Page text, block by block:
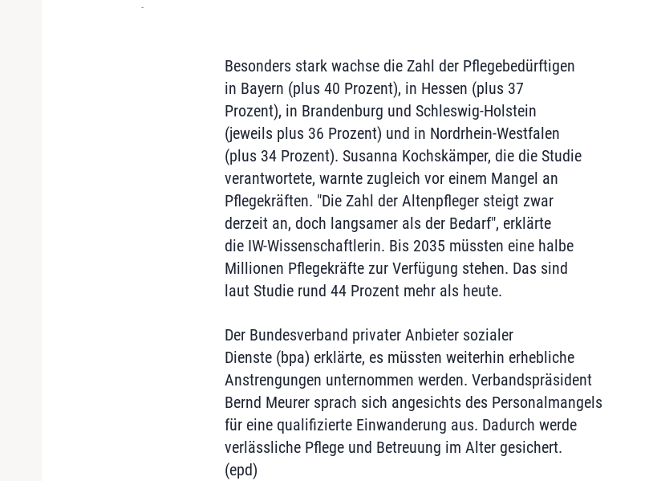
-
Besonders stark wachse die Zahl der Pflegebedürftigen
in Bayern (plus 40 Prozent), in Hessen (plus 37
Prozent), in Brandenburg und Schleswig-Holstein
(jeweils plus 36 Prozent) und in Nordrhein-Westfalen
(plus 34 Prozent). Susanna Kochskämper, die die Studie
verantwortete, warnte zugleich vor einem Mangel an
Pflegekräften. "Die Zahl der Altenpfleger steigt zwar
derzeit an, doch langsamer als der Bedarf", erklärte
die IW-Wissenschaftlerin. Bis 2035 müssten eine halbe
Millionen Pflegekräfte zur Verfügung stehen. Das sind
laut Studie rund 44 Prozent mehr als heute.
Der Bundesverband privater Anbieter sozialer
Dienste (bpa) erklärte, es müssten weiterhin erhebliche
Anstrengungen unternommen werden. Verbandspräsident
Bernd Meurer sprach sich angesichts des Personalmangels
für eine qualifizierte Einwanderung aus. Dadurch werde
verlässliche Pflege und Betreuung im Alter gesichert.
(epd)